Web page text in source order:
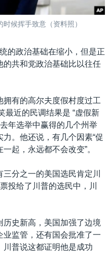
候挥手致意（资料照）
的政治基础在缩小，但是正
共和党政治基础比以往任
拥有的高尔夫度假村度过工
最近的民调结果是 “虚假新
年选举中赢得的几个州举
。他还说，有几个因素“促
起，永远都不会改变”。
分之一的美国选民肯定川
投给了川普的选民中，川
史新高，美国加强了边境
监管，还有国会批准了一
普说这都证明他是成功